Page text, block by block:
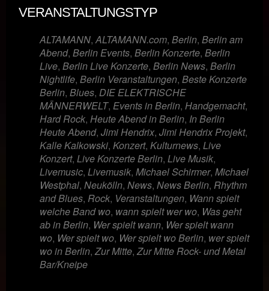
VERANSTALTUNGSTYP
ALTAMANN,ALTAMANN.com, Berlin, Berlin am
Abend, Berlin Events, Berlin Konzerte, Berlin
Live, Berlin Live Konzerte, Berlin News, Berlin
Nightlife, Berlin Veranstaltungen, Beste Konzerte
Berlin, Blues, DIE ELEKTRISCHE
MÄNNERWELT, Events in Berlin, Handgemacht,
Hard Rock, Heute Abend in Berlin, In Berlin
Heute Abend, Jimi Hendrix, Jimi Hendrix Projekt,
Kalle Kalkowski, Konzert, Kulturnews, Live
Konzert, Live Konzerte Berlin, Live Musik,
Livemusic, Livemusik, Michael Schirmer, Michael
Westphal, Neukölln, News, News Berlin, Rhythm
and Blues, Rock, Veranstaltungen, Wann spielt
welche Band wo, wann spielt wer wo, Was geht
ab in Berlin, Wer spielt wann, Wer spielt wann
wo, Wer spielt wo, Wer spielt wo Berlin, wer spielt
wo in Berlin,Zur Mitte,Zur Mitte Rock- und Metal
Bar/Kneipe